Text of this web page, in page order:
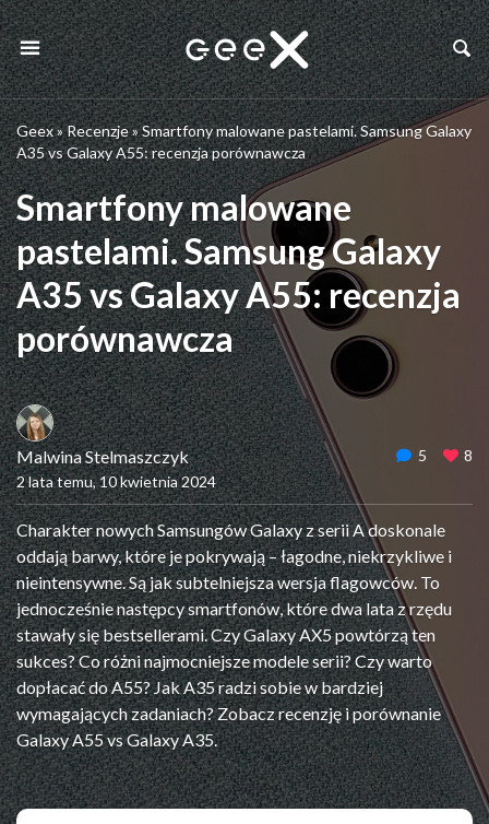
Geex»Recenzje»Smartfony malowane pastelami. Samsung Galaxy
A35 vs Galaxy A55: recenzja porównawcza
Smartfony malowane
pastelami. Samsung Galaxy
A35 vs Galaxy A55: recenzja
porównawcza
Malwina Stelmaszczyk
2 lata temu, 10 kwietnia 2024
5 8
Charakter nowych Samsungów Galaxy z serii A doskonale
oddają barwy, które je pokrywają – łagodne, niekrzykliwe i
nieintensywne. Są jak subtelniejsza wersja flagowców. To
jednocześnie następcy smartfonów, które dwa lata z rzędu
stawały się bestsellerami. Czy Galaxy AX5 powtórzą ten
sukces? Co różni najmocniejsze modele serii? Czy warto
dopłacać do A55? Jak A35 radzi sobie w bardziej
wymagających zadaniach? Zobacz recenzję i porównanie
Galaxy A55 vs Galaxy A35.